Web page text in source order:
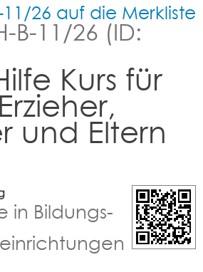
11/26 auf die Merkliste
B-11/26 (ID:
Kurs für
und Eltern
in Bildungs-